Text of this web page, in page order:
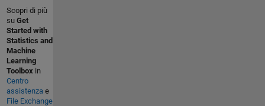
Scopri di più
su Get
Started with
Statistics and
Machine
Learning
Toolbox in
Centro
assistenza e
File Exchange